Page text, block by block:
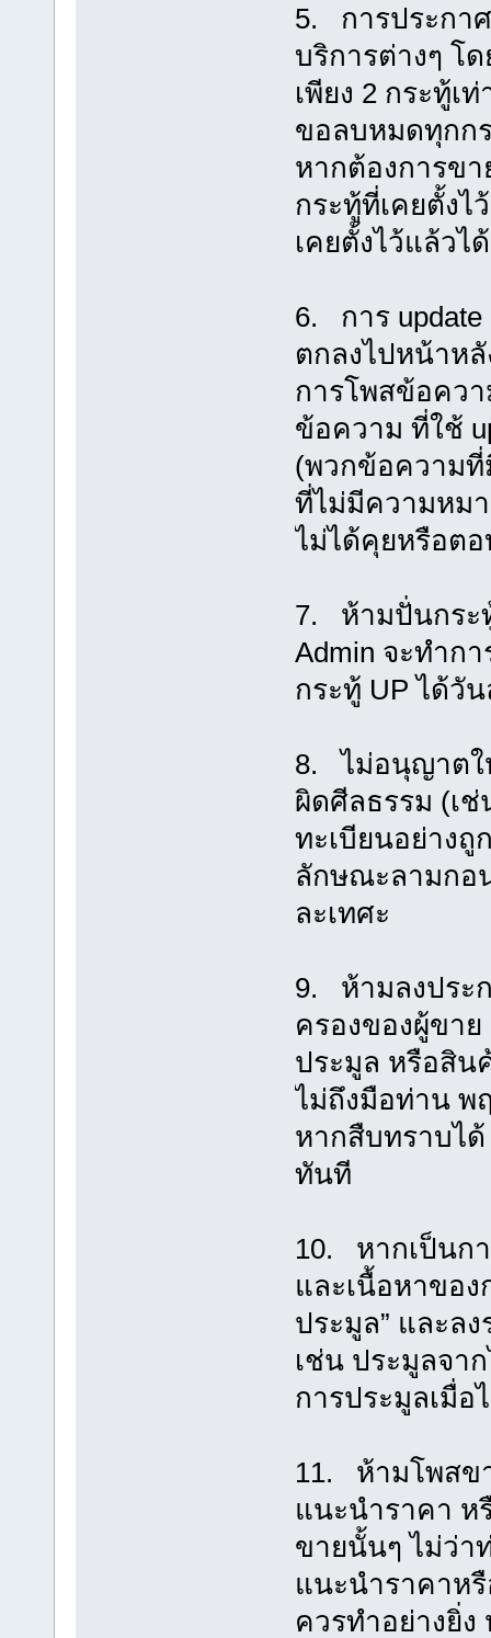
5. การประกา
บริการต่างๆ โ
เพียง 2 กระทู้เ
ขอลบหมดทุกก
หากต้องการข
กระทู้ที่เคยตั้ง
เคยตั้งไว้แล้วไ
6. การ update
ตกลงไปหน้าห
การโพสข้อคว
ข้อความ ที่ใช้
(พวกข้อความที่
ที่ไม่มีความหมา
ไม่ได้คุยหรือต
7. ห้ามปั่นกระ
Admin จะทำก
กระทู้ UP ได้วั
8. ไม่อนุญาตใ
ผิดศีลธรรม (เ
ทะเบียนอย่าง
ลักษณะลามกอ
ละเทศะ
9. ห้ามลงประ
ครองของผู้ขา
ประมูล หรือสิน
ไม่ถึงมือท่าน พ
หากสืบทราบไ
ทันที
10. หากเป็นก
และเนื้อหาของ
ประมูล” และล
เช่น ประมูลจา
การประมูลเมื่อ
11. ห้ามโพสข
แนะนำราคา ห
ขายนั้นๆ ไม่ว่า
แนะนำราคาห
ควรทำอย่างยิ่